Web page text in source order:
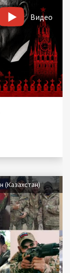
Видео
(Казахстан)